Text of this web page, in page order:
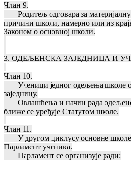
Члан 9.
Родитељ одговара за материјалну
причини школи, намерно или из
Законом о основној школи.
3. ОДЕЉЕНСКА ЗАЈЕДНИЦА И
Члан 10.
Ученици једног одељења школе
заједницу.
Овлашћења и начин рада
ближе се уређује Статутом школе.
Члан 11.
У другом циклусу основне школе
Парламент ученика.
Парламент се организује ради: